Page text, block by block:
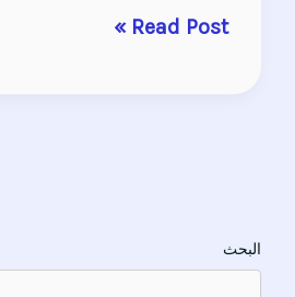
Read Post »
البحث